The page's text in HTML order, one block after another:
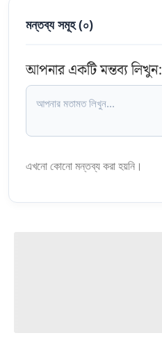
মন্তব্য সমূহ (০)
আপনার একটি মন্তব্য লিখুন:
এখনো কোনো মন্তব্য করা হয়নি।